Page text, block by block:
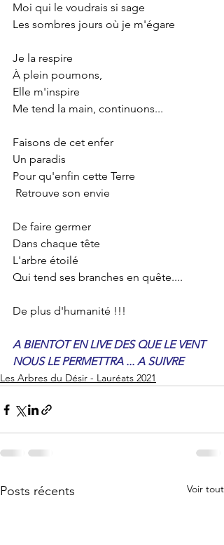
Moi qui le voudrais si sage
Les sombres jours où je m'égare
Je la respire
À plein poumons,
Elle m'inspire
Me tend la main, continuons...
Faisons de cet enfer
Un paradis
Pour qu'enfin cette Terre
Retrouve son envie
De faire germer
Dans chaque tête
L'arbre étoilé
Qui tend ses branches en quête....
De plus d'humanité !!!
A BIENTOT EN LIVE DES QUE LE VENT
NOUS LE PERMETTRA ... A SUIVRE
Les Arbres du Désir - Lauréats 2021
Posts récents Voir tout